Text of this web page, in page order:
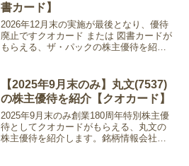
書カード】
2026年12月末の実施が最後となり、優待
廃止ですクオカード または 図書カードが
もらえる、ザ・パックの株主優待を紹介
紙株価：3,790円 (2024年9月5日現在...
【2025年9月末のみ】丸文(7537)
の株主優待を紹介【クオカード】
2025年9月末のみ創業180周年特別株主優
待としてクオカードがもらえる、丸文の
株主優待を紹介します。銘柄情報会社